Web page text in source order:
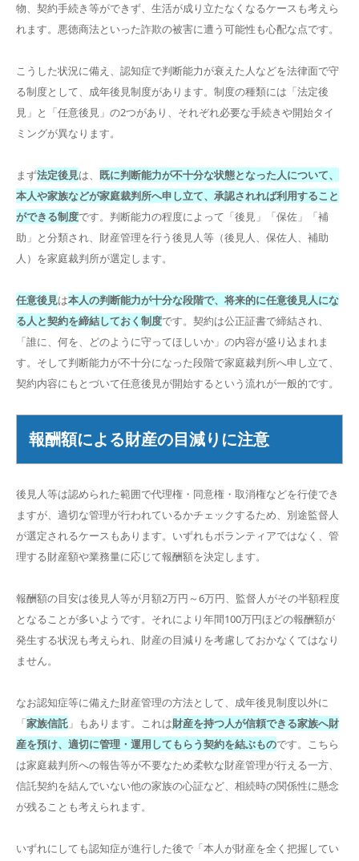
物、契約手続き等ができず、生活が成り立たなくなるケースも考えら
れます。悪徳商法といった詐欺の被害に遭う可能性も心配な点です。
こうした状況に備え、認知症で判断能力が衰えた人などを法律面で守
る制度として、成年後見制度があります。制度の種類には「法定後
見」と「任意後見」の2つがあり、それぞれ必要な手続きや開始タイ
ミングが異なります。
まず法定後見は、 既に判断能力が不十分な状態となった人について、
本人や家族などが家庭裁判所へ申し立て、承認されれば利用すること
ができる制度です。判断能力の程度によって「後見」「保佐」「補
助」と分類され、財産管理を行う後見人等（後見人、保佐人、補助
人）を家庭裁判所が選定します。
任意後見は本人の判断能力が十分な段階で、将来的に任意後見人にな
る人と契約を締結しておく制度です。契約は公正証書で締結され、
「誰に、何を、どのように守ってほしいか」の内容が盛り込まれま
す。そして判断能力が不十分になった段階で家庭裁判所へ申し立て、
契約内容にもとづいて任意後見が開始するという流れが一般的です。
報酬額による財産の目減りに注意
後見人等は認められた範囲で代理権・同意権・取消権などを行使でき
ますが、適切な管理が行われているかチェックするため、別途監督人
が選定されるケースもあります。いずれもボランティアではなく、管
理する財産額や業務量に応じて報酬額を決定します。
報酬額の目安は後見人等が月額2万円～6万円、監督人がその半額程度
となることが多いようです。それにより年間100万円ほどの報酬額が
発生する状況も考えられ、財産の目減りを考慮しておかなくてはなり
ません。
なお認知症等に備えた財産管理の方法として、成年後見制度以外に
「家族信託 」もあります。これは財産を持つ人が信頼できる家族へ財
産を預け、適切に管理・運用してもらう契約を結ぶものです。こちら
は家庭裁判所への報告等が不要なため柔軟な財産管理が行える一方、
信託契約を結んでいない他の家族の心証など、相続時の関係性に懸念
が残ることも考えられます。
いずれにしても認知症が進行した後で「本人が財産を全く把握してい